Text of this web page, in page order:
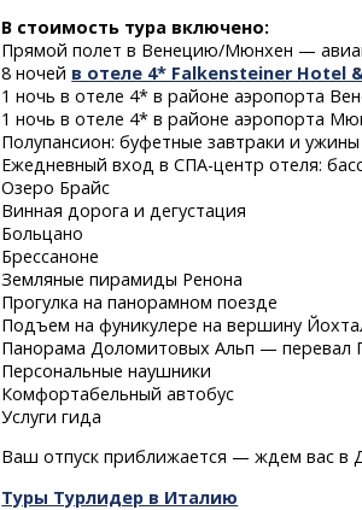
В стоимость тура включено:
Прямой полет в Венецию/Мюнхен —
8 ночей в отеле 4* Falkensteiner Hotel
1 ночь в отеле 4* в районе аэропорта
1 ночь в отеле 4* в районе аэропорта
Полупансион: буфетные завтраки и ужины
Ежедневный входв СПА-центр отеля:
Озеро Брайс
Винная дорога и дегустация
Больцано
Брессаноне
Земляные пирамиды Ренона
Прогулка на панорамном поезде
Подъем на фуникулере на вершину
Панорама Доломитовых Альп —
Персональные наушники
Комфортабельный автобус
Услуги гида
Ваш отпуск приближается — ждем вас в
Туры Турлидер в Италию